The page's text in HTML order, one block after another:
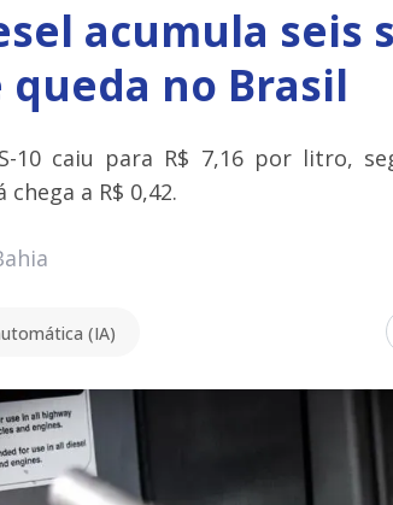
acumula seis
queda no Brasil
10 caiu para R$ 7,16 por litro,
a R$ 0,42.
(IA)